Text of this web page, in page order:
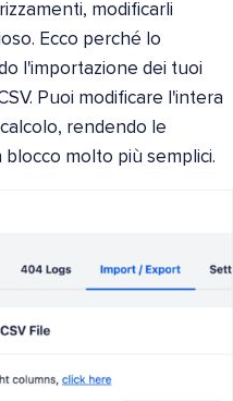
modificarli
Ecco perché lo
l'importazione dei tuoi
Puoi modificare l'intera
rendendo le
molto più semplici.